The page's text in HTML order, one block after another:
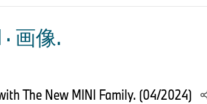
· 画像.
The New MINI Family. (04/2024)